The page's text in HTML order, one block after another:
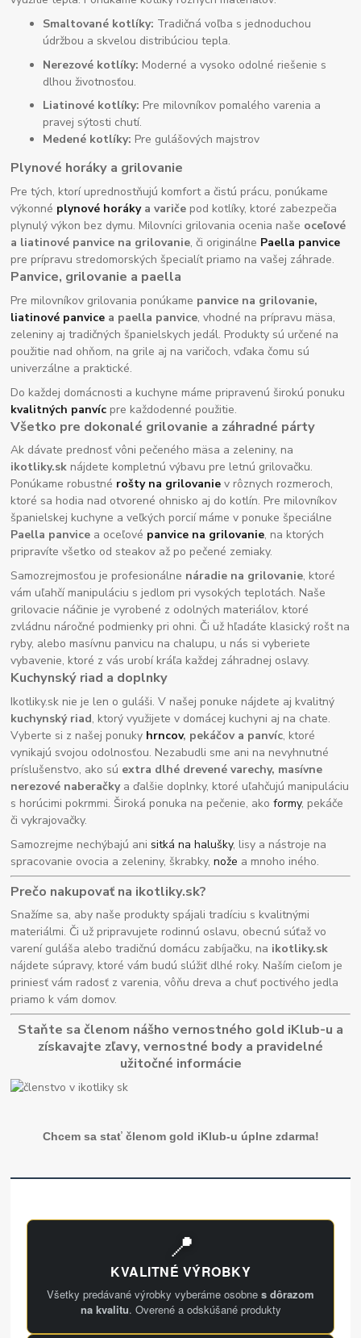
Smaltované kotlíky: Tradičná voľba s jednoduchou
údržbou a skvelou distribúciou tepla.
Nerezové kotlíky: Moderné a vysoko odolné riešenie s
dlhou životnosťou.
Liatinové kotlíky: Pre milovníkov pomalého varenia a
pravej sýtosti chutí.
Medené kotlíky: Pre gulášových majstrov
Plynové horáky a grilovanie
Pre tých, ktorí uprednostňujú komfort a čistú prácu, ponúkame
výkonné plynové horákya variče pod kotlíky, ktoré zabezpečia
plynulý výkon bez dymu. Milovníci grilovania ocenia naše oceľové
a liatinové panvice na grilovanie, či originálne Paella panvice
pre prípravu stredomorských špecialít priamo na vašej záhrade.
Panvice, grilovanie a paella
Pre milovníkov grilovania ponúkame panvice na grilovanie,
liatinové panvice a paella panvice, vhodné na prípravu mäsa,
zeleniny aj tradičných španielskych jedál. Produkty sú určené na
použitie nad ohňom, na grile aj na varičoch, vďaka čomu sú
univerzálne a praktické.
Do každej domácnosti a kuchyne máme pripravenú širokú ponuku
kvalitných panvíc pre každodenné použitie.
Všetko pre dokonalé grilovanie a záhradné párty
Ak dávate prednosť vôni pečeného mäsa a zeleniny, na
ikotliky.sk nájdete kompletnú výbavu pre letnú grilovačku.
Ponúkame robustné rošty na grilovanie v rôznych rozmeroch,
ktoré sa hodia nad otvorené ohnisko aj do kotlín. Pre milovníkov
španielskej kuchyne a veľkých porcií máme v ponuke špeciálne
Paella panvice a oceľové panvice na grilovanie, na ktorých
pripravíte všetko od steakov až po pečené zemiaky.
Samozrejmosťou je profesionálne náradie na grilovanie, ktoré
vám uľahčí manipuláciu s jedlom pri vysokých teplotách. Naše
grilovacie náčinie je vyrobené z odolných materiálov, ktoré
zvládnu náročné podmienky pri ohni. Či už hľadáte klasický rošt na
ryby, alebo masívnu panvicu na chalupu, u nás si vyberiete
vybavenie, ktoré z vás urobí kráľa každej záhradnej oslavy.
Kuchynský riad a doplnky
Ikotliky.sk nie je len o guláši. V našej ponuke nájdete aj kvalitný
kuchynský riad, ktorý využijete v domácej kuchyni aj na chate.
Vyberte si z našej ponuky hrncov, pekáčov a panvíc, ktoré
vynikajú svojou odolnosťou. Nezabudli sme ani na nevyhnutné
príslušenstvo, ako sú extra dlhé drevené varechy, masívne
nerezové naberačkya ďalšie doplnky, ktoré uľahčujú manipuláciu
s horúcimi pokrmmi. Široká ponuka na pečenie, akoformy, pekáče
či vykrajovačky.
Samozrejme nechýbajú anisitká na halušky, lisy a nástroje na
spracovanie ovocia a zeleniny, škrabky,nože a mnoho iného.
Prečo nakupovať na ikotliky.sk?
Snažíme sa, aby naše produkty spájali tradíciu s kvalitnými
materiálmi. Či už pripravujete rodinnú oslavu, obecnú súťaž vo
varení guláša alebo tradičnú domácu zabíjačku, na ikotliky.sk
nájdete súpravy, ktoré vám budú slúžiť dlhé roky. Naším cieľom je
priniesť vám radosť z varenia, vôňu dreva a chuť poctivého jedla
priamo k vám domov.
Staňte sa členom nášho vernostného gold iKlub-u a
získavajte zľavy, vernostné body a pravidelné
užitočné informácie
Chcem sa stať členom gold iKlub-u úplne zdarma!
📍
KVALITNÉ VÝROBKY
Všetky predávané výrobky vyberáme osobne s dôrazom
na kvalitu. Overené a odskúšané produkty